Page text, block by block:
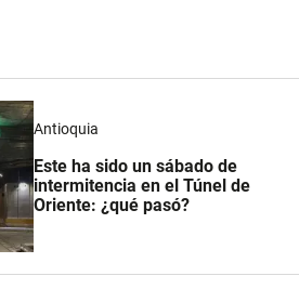
Antioquia
Este ha sido un sábado de
intermitencia en el Túnel de
Oriente: ¿qué pasó?